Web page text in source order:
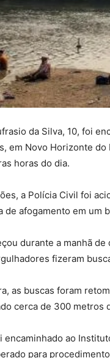
da Silva, 10, foi
em Novo Horizonte
horas do dia.
a Polícia Civil foi
de afogamento em um
durante a manhã
fizeram
as buscas foram
cerca de 300 metros
encaminhado ao
para